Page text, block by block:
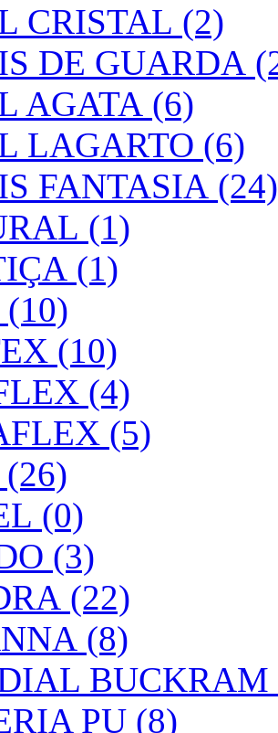
CRISTAL (2)
DE GUARDA
AGATA (6)
LAGARTO (6)
FANTASIA (24)
(1)
(1)
(10)
(10)
(4)
(5)
(26)
(0)
(3)
(22)
(8)
BUCKRAM
PU (8)